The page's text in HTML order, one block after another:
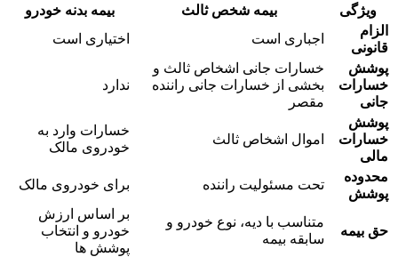
ویژگی بیمه شخص ثالث
بیمه بدنه خودرو
الزام
قانونی
اجباری است
اختیاری است
پوشش
خسارات
جانی
خسارات جانی اشخاص ثالث و
بخشی از خسارات جانی راننده
مقصر
ندارد
پوشش
خسارات
مالی
اموال اشخاص ثالث
خسارات وارد به
خودروی مالک
محدوده
پوشش
تحت مسئولیت راننده برای خودروی مالک
حق بیمه
متناسب با دیه، نوع خودرو و
سابقه بیمه
بر اساس ارزش
خودرو و انتخاب
پوشش ها